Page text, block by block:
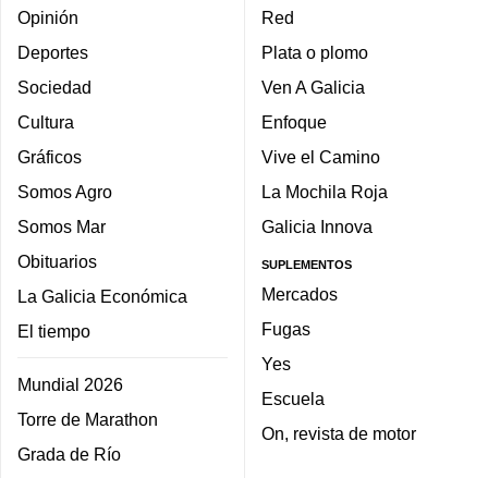
Opinión
Deportes
Sociedad
Cultura
Gráficos
Somos Agro
Somos Mar
Obituarios
La Galicia Económica
El tiempo
Mundial 2026
Torre de Marathon
Grada de Río
Red
Plata o plomo
Ven A Galicia
Enfoque
Vive el Camino
La Mochila Roja
Galicia Innova
SUPLEMENTOS
Mercados
Fugas
Yes
Escuela
On, revista de motor